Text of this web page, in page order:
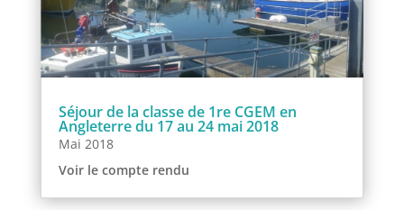
Séjour de la classe de 1re CGEM en
Angleterre du 17 au 24 mai 2018
Mai 2018
Voir le compte rendu